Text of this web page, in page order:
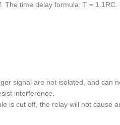
time delay formula: T =
signal are not isolated, and can
interference.
is cut off, the relay will not cause